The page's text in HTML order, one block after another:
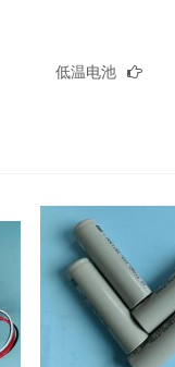
低温电池